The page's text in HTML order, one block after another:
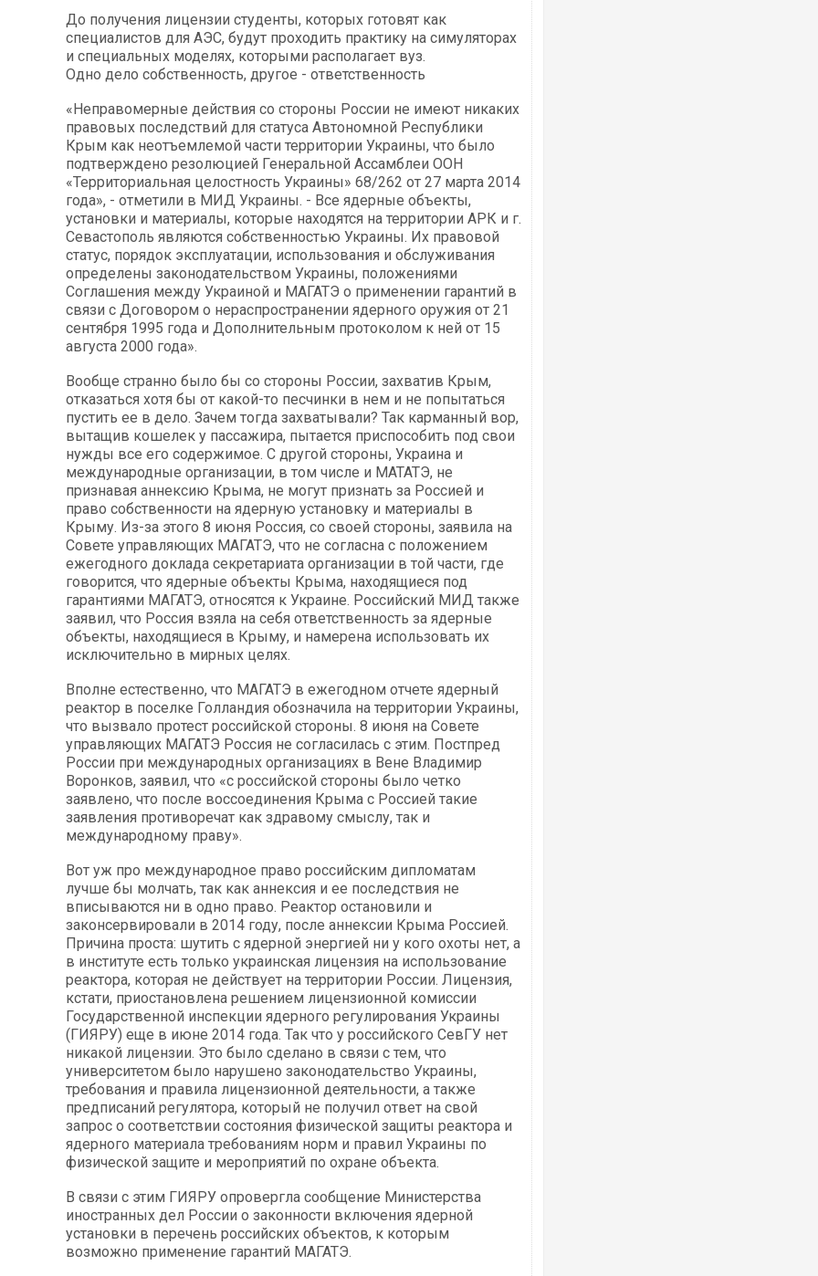
До получения лицензии студенты, которых готовят как
специалистов для АЭС, будут проходить практику на симуляторах
и специальных моделях, которыми располагает вуз.
Одно дело собственность, другое - ответственность
«Неправомерные действия со стороны России не имеют никаких
правовых последствий для статуса Автономной Республики
Крым как неотъемлемой части территории Украины, что было
подтверждено резолюцией Генеральной Ассамблеи ООН
«Территориальная целостность Украины» 68/262 от 27 марта 2014
года», - отметили в МИД Украины. - Все ядерные объекты,
установки и материалы, которые находятся на территории АРК и г.
Севастополь являются собственностью Украины. Их правовой
статус, порядок эксплуатации, использования и обслуживания
определены законодательством Украины, положениями
Соглашения между Украиной и МАГАТЭ о применении гарантий в
связи с Договором о нераспространении ядерного оружия от 21
сентября 1995 года и Дополнительным протоколом к ней от 15
августа 2000 года».
Вообще странно было бы со стороны России, захватив Крым,
отказаться хотя бы от какой-то песчинки в нем и не попытаться
пустить ее в дело. Зачем тогда захватывали? Так карманный вор,
вытащив кошелек у пассажира, пытается приспособить под свои
нужды все его содержимое. С другой стороны, Украина и
международные организации, в том числе и МАТАТЭ, не
признавая аннексию Крыма, не могут признать за Россией и
право собственности на ядерную установку и материалы в
Крыму. Из-за этого 8 июня Россия, со своей стороны, заявила на
Совете управляющих МАГАТЭ, что не согласна с положением
ежегодного доклада секретариата организации в той части, где
говорится, что ядерные объекты Крыма, находящиеся под
гарантиями МАГАТЭ, относятся к Украине. Российский МИД также
заявил, что Россия взяла на себя ответственность за ядерные
объекты, находящиеся в Крыму, и намерена использовать их
исключительно в мирных целях.
Вполне естественно, что МАГАТЭ в ежегодном отчете ядерный
реактор в поселке Голландия обозначила на территории Украины,
что вызвало протест российской стороны. 8 июня на Совете
управляющих МАГАТЭ Россия не согласилась с этим. Постпред
России при международных организациях в Вене Владимир
Воронков, заявил, что «с российской стороны было четко
заявлено, что после воссоединения Крыма с Россией такие
заявления противоречат как здравому смыслу, так и
международному праву».
Вот уж про международное право российским дипломатам
лучше бы молчать, так как аннексия и ее последствия не
вписываются ни в одно право. Реактор остановили и
законсервировали в 2014 году, после аннексии Крыма Россией.
Причина проста: шутить с ядерной энергией ни у кого охоты нет, а
в институте есть только украинская лицензия на использование
реактора, которая не действует на территории России. Лицензия,
кстати, приостановлена решением лицензионной комиссии
Государственной инспекции ядерного регулирования Украины
(ГИЯРУ) еще в июне 2014 года. Так что у российского СевГУ нет
никакой лицензии. Это было сделано в связи с тем, что
университетом было нарушено законодательство Украины,
требования и правила лицензионной деятельности, а также
предписаний регулятора, который не получил ответ на свой
запрос о соответствии состояния физической защиты реактора и
ядерного материала требованиям норм и правил Украины по
физической защите и мероприятий по охране объекта.
В связи с этим ГИЯРУ опровергла сообщение Министерства
иностранных дел России о законности включения ядерной
установки в перечень российских объектов, к которым
возможно применение гарантий МАГАТЭ.